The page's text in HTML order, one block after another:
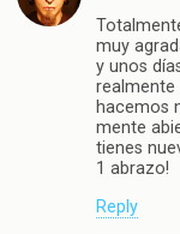
muy
y unos
realmente
hacemos
mente
tienes
1 abrazo!
Reply